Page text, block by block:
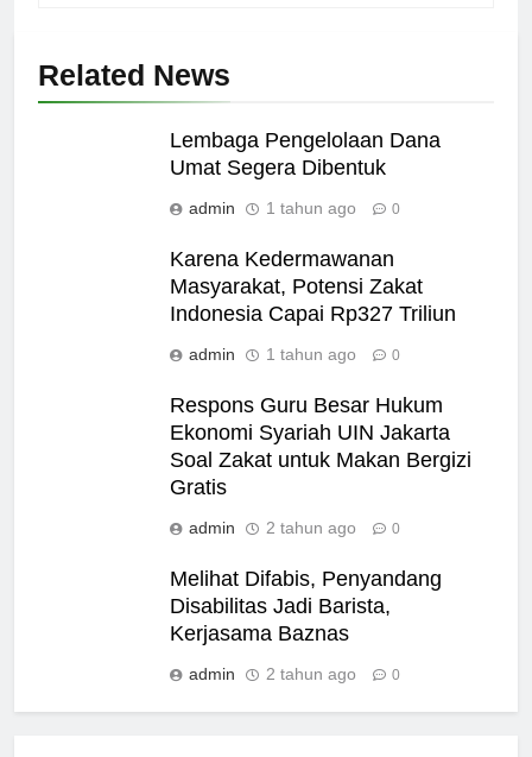
Related News
Lembaga Pengelolaan Dana
Umat Segera Dibentuk
admin 1 tahun ago 0
Karena Kedermawanan
Masyarakat, Potensi Zakat
Indonesia Capai Rp327 Triliun
admin 1 tahun ago 0
Respons Guru Besar Hukum
Ekonomi Syariah UIN Jakarta
Soal Zakat untuk Makan Bergizi
Gratis
admin 2 tahun ago 0
Melihat Difabis, Penyandang
Disabilitas Jadi Barista,
Kerjasama Baznas
admin 2 tahun ago 0